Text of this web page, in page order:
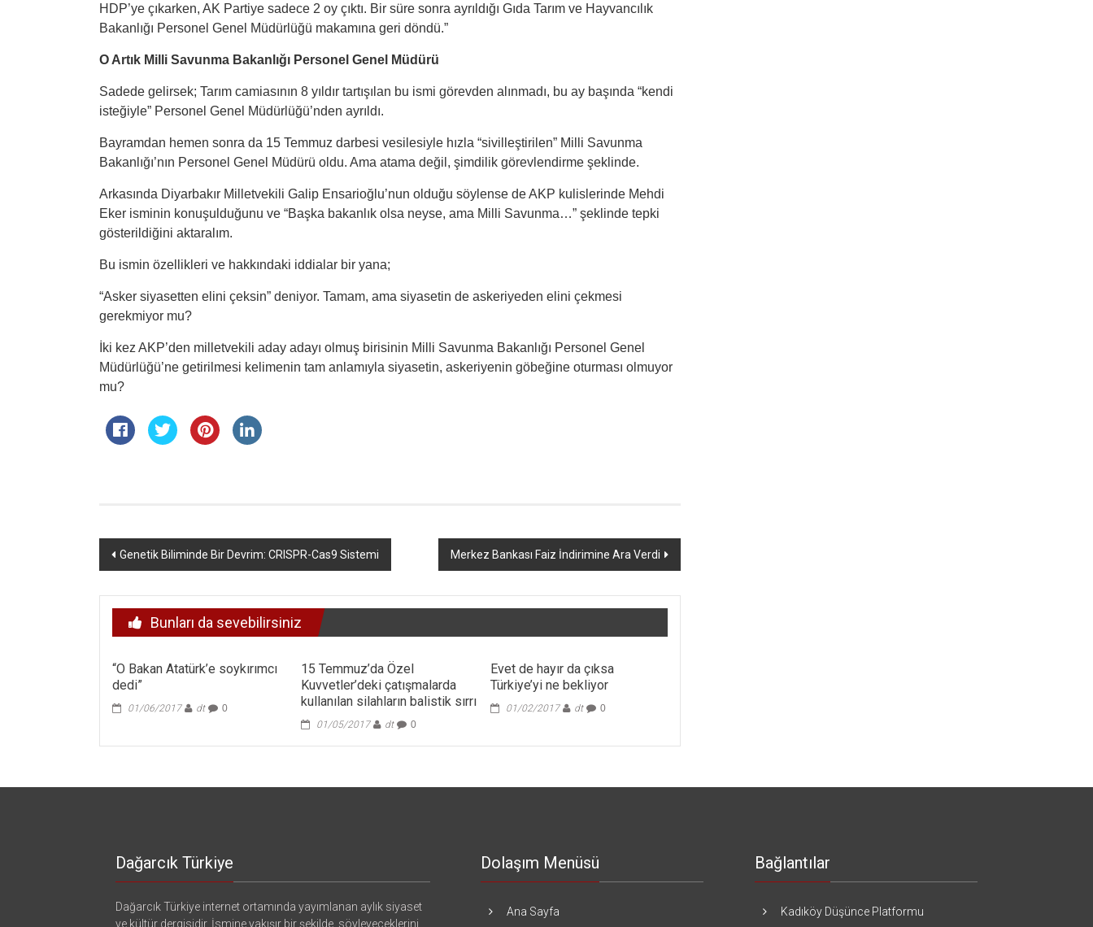
HDP’ye çıkarken, AK Partiye sadece 2 oy çıktı. Bir süre sonra ayrıldığı Gıda Tarım ve Hayvancılık
Bakanlığı Personel Genel Müdürlüğü makamına geri döndü.”
O Artık Milli Savunma Bakanlığı Personel Genel Müdürü
Sadede gelirsek; Tarım camiasının 8 yıldır tartışılan bu ismi görevden alınmadı, bu ay başında “kendi
isteğiyle” Personel Genel Müdürlüğü’nden ayrıldı.
Bayramdan hemen sonra da 15 Temmuz darbesi vesilesiyle hızla “sivilleştirilen” Milli Savunma
Bakanlığı’nın Personel Genel Müdürü oldu. Ama atama değil, şimdilik görevlendirme şeklinde.
Arkasında Diyarbakır Milletvekili Galip Ensarioğlu’nun olduğu söylense de AKP kulislerinde Mehdi
Eker isminin konuşulduğunu ve “Başka bakanlık olsa neyse, ama Milli Savunma…” şeklinde tepki
gösterildiğini aktaralım.
Bu ismin özellikleri ve hakkındaki iddialar bir yana;
“Asker siyasetten elini çeksin” deniyor. Tamam, ama siyasetin de askeriyeden elini çekmesi
gerekmiyor mu?
İki kez AKP’den milletvekili aday adayı olmuş birisinin Milli Savunma Bakanlığı Personel Genel
Müdürlüğü’ne getirilmesi kelimenin tam anlamıyla siyasetin, askeriyenin göbeğine oturması olmuyor
mu?
Yazı
Genetik Biliminde Bir Devrim: CRISPR-Cas9 Sistemi Merkez Bankası Faiz İndirimine Ara Verdi
Bunları da sevebilirsiniz
“O Bakan Atatürk’e soykırımcı
dedi”
01/06/2017 dt 0
15 Temmuz’da Özel
Kuvvetler’deki çatışmalarda
kullanılan silahların balistik sırrı
01/05/2017 dt 0
Evet de hayır da çıksa
Türkiye’yi ne bekliyor
01/02/2017 dt 0
Dağarcık Türkiye
Dağarcık Türkiye internet ortamında yayımlanan aylık siyaset
ve kültür dergisidir. İsmine yakışır bir şekilde, söyleyeceklerini
Dolaşım Menüsü
Ana Sayfa
Bağlantılar
Kadıköy Düşünce Platformu